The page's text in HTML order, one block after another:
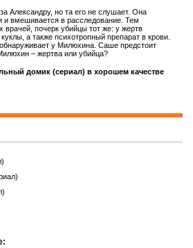
Александру, но та его не слушает. Она
и вмешивается в расследование. Тем
почерк убийцы тот же: у жертв
а также психотропный препарат в крови.
у Милюхина. Саше предстоит
– жертва или убийца?
домик (сериал) в хорошем качестве